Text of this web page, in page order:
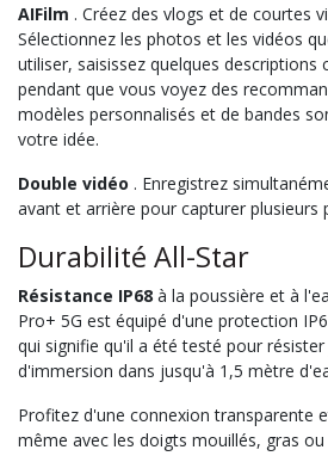
AIFilm . Créez des vlogs et de courtes
Sélectionnez les photos et les vidéos
utiliser, saisissez quelques descriptions
pendant que vous voyez des
modèles personnalisés et de bandes
votre idée.
Double vidéo . Enregistrez
avant et arrière pour capturer plusieurs
Durabilité All-Star
Résistance IP68 à la poussière et à
Pro+ 5G est équipé d'une protection
qui signifie qu'il a été testé pour
d'immersion dans jusqu'à 1,5 mètre
Profitez d'une connexion transparente
même avec les doigts mouillés, gras ou